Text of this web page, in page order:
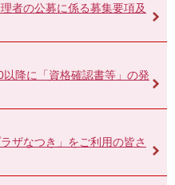
者の公募に係る募集要項及
降に「資格確認書等」の発
ザなつき」をご利用の皆さ